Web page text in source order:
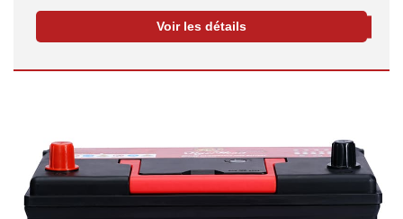
Voir les détails